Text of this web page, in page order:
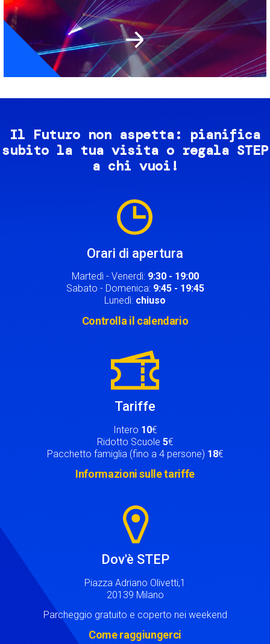
Il Futuro non aspetta: pianifica
subito la tua visita o regala STEP
a chi vuoi!
Orari di apertura
Martedì - Venerdì: 9:30 - 19:00
Sabato - Domenica: 9:45 - 19:45
Lunedì: chiuso
Controlla il calendario
Tariffe
Intero 10€
Ridotto Scuole 5€
Pacchetto famiglia (fino a 4 persone) 18€
Informazioni sulle tariffe
Dov'è STEP
Piazza Adriano Olivetti,1
20139 Milano
Parcheggio gratuito e coperto nei weekend
Come raggiungerci